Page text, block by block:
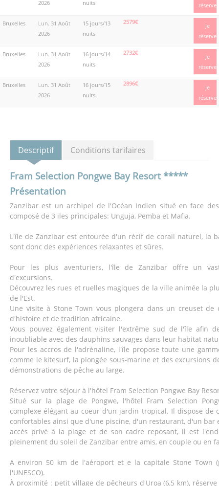
2026
nuits
réserve
Bruxelles
Lun. 31 Août
2026
15 jours/13
nuits
2579€
Je
réserve
Bruxelles
Lun. 31 Août
2026
16 jours/14
nuits
2732€
Je
réserve
Bruxelles
Lun. 31 Août
2026
16 jours/15
nuits
2896€
Je
réserve
Descriptif Conditions tarifaires
Fram Selection Pongwe Bay Resort *****
Présentation
Zanzibar est un archipel de l'Océan Indien situé en face
composé de 3 iles principales: Unguja, Pemba et Mafia.
L'île de Zanzibar est entourée d'un récif de corail naturel, la
sont donc des expériences relaxantes et sûres.
Pour les plus aventuriers, l'île de Zanzibar offre un
d'excursions.
Découvrez les rues et ruelles magiques de la ville animée la
de l'Est.
Une visite à Stone Town vous plongera dans un creuset de
d'histoire et de tradition africaine.
Vous pouvez également visiter l'extrême sud de l'île afin
inoubliable avec des dauphins sauvages dans leur habitat
Pour les accros de l'adrénaline, l'île propose toute une
comme le kitesurf, la plongée sous-marine et des excursions
démonstrations de pêche au large.
Réservez votre séjour à l'hôtel Fram Selection Pongwe Bay
Situé sur la plage de Pongwe, l'hôtel Fram Selection
complexe élégant au coeur d'un jardin tropical. Il dispose de
confortables ainsi que d'une piscine, d'un restaurant, d'un bar
accès privé à la plage et de son cadre reposant, il est
pleinement du soleil de Zanzibar entre amis, en couple ou en
A environ 50 km de l'aéroport et e la capitale Stone Town
l'UNESCO).
À proximité : petit village de pêcheurs d'Uroa (6,5 km),